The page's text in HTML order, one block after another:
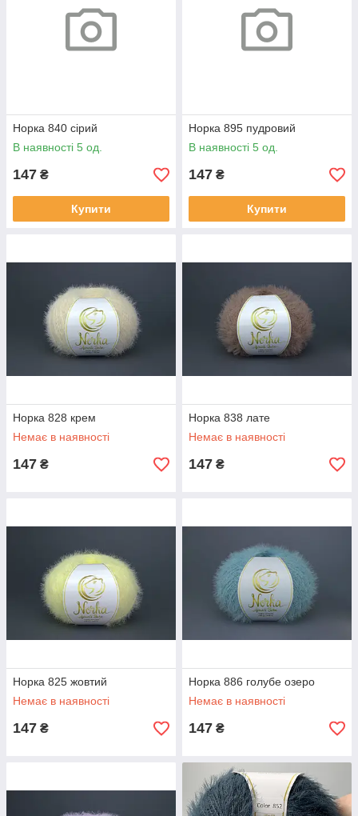
Норка 840 сірий
В наявності 5 од.
147 ₴
Купити
Норка 895 пудровий
В наявності 5 од.
147 ₴
Купити
Норка 828 крем
Немає в наявності
147 ₴
Норка 838 лате
Немає в наявності
147 ₴
Норка 825 жовтий
Немає в наявності
147 ₴
Норка 886 голубе озеро
Немає в наявності
147 ₴